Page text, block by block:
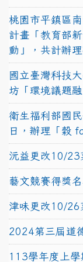
桃園市平鎮區
計畫「教育部
動」，共計辦
國立臺灣科技
坊「環境議題
衛生福利部國
日，辦理「穀
沅益更改10/23
藝文競賽得獎
津味更改10/26
2024第三屆道
113學年度上